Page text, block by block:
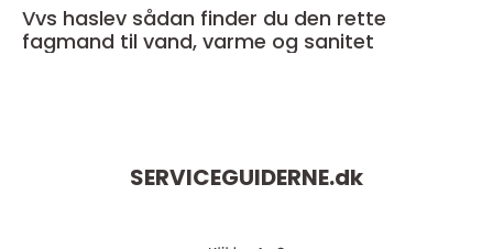
Vvs haslev sådan finder du den rette
fagmand til vand, varme og sanitet
SERVICEGUIDERNE.dk